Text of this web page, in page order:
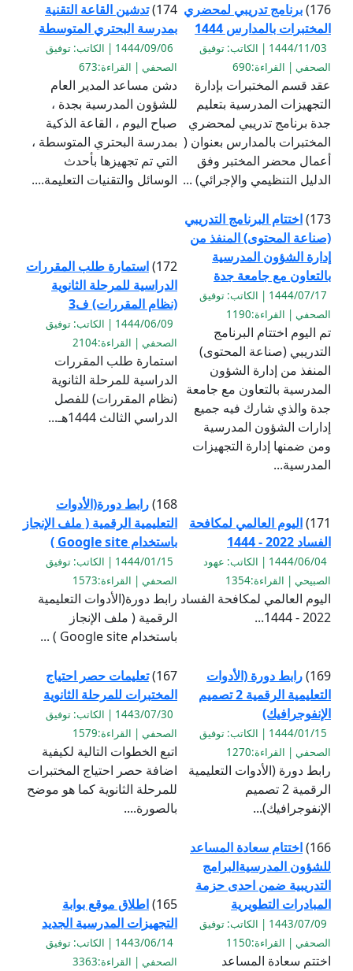
176) برنامج تدريبي لمحضري
المختبرات بالمدارس 1444
1444/11/03 | الكاتب: توفيق
الصحفي | القراءة:690
عقد قسم المختبرات بإدارة
التجهيزات المدرسية بتعليم
جدة برنامج تدريبي لمحضري
المختبرات بالمدارس بعنوان (
أعمال محضر المختبر وفق
الدليل التنظيمي والإجرائي) ...
174) تدشين القاعة التقنية
بمدرسة البحتري المتوسطة
1444/09/06 | الكاتب: توفيق
الصحفي | القراءة:673
دشن مساعد المدير العام
للشؤون المدرسية بجدة ،
صباح اليوم ، القاعة الذكية
بمدرسة البحتري المتوسطة ،
التي تم تجهيزها بأحدث
الوسائل والتقنيات التعليمة....
173) اختتام البرنامج التدريبي
(صناعة المحتوى) المنفذ من
إدارة الشؤون المدرسية
بالتعاون مع جامعة جدة
1444/07/17 | الكاتب: توفيق
الصحفي | القراءة:1190
تم اليوم اختتام البرنامج
التدريبي (صناعة المحتوى)
المنفذ من إدارة الشؤون
المدرسية بالتعاون مع جامعة
جدة والذي شارك فيه جميع
إدارات الشؤون المدرسية
ومن ضمنها إدارة التجهيزات
المدرسية...
172) استمارة طلب المقررات
الدراسية للمرحلة الثانوية
(نظام المقررات) ف3
1444/06/09 | الكاتب: توفيق
الصحفي | القراءة:2104
استمارة طلب المقررات
الدراسية للمرحلة الثانوية
(نظام المقررات) للفصل
الدراسي الثالث 1444هـ...
171) اليوم العالمي لمكافحة
الفساد 2022 - 1444
1444/06/04 | الكاتب: عهود
الصبيحي | القراءة:1354
اليوم العالمي لمكافحة الفساد
2022 - 1444...
168) رابط دورة(الأدوات
التعليمية الرقمية ( ملف الإنجاز
باستخدام Google site )
1444/01/15 | الكاتب: توفيق
الصحفي | القراءة:1573
رابط دورة(الأدوات التعليمية
الرقمية ( ملف الإنجاز
باستخدام Google site ) ...
169) رابط دورة (الأدوات
التعليمية الرقمية 2 تصميم
الإنفوجرافيك)
1444/01/15 | الكاتب: توفيق
الصحفي | القراءة:1270
رابط دورة (الأدوات التعليمية
الرقمية 2 تصميم
الإنفوجرافيك)...
167) تعليمات حصر احتياج
المختبرات للمرحلة الثانوية
1443/07/30 | الكاتب: توفيق
الصحفي | القراءة:1579
اتبع الخطوات التالية لكيفية
اضافة حصر احتياج المختبرات
للمرحلة الثانوية كما هو موضح
بالصورة....
166) اختتام سعادة المساعد
للشؤون المدرسيةالبرامج
التدريبية ضمن احدى حزمة
المبادرات التطويرية
1443/07/09 | الكاتب: توفيق
الصحفي | القراءة:1150
اختتم سعادة المساعد
165) اطلاق موقع بوابة
التجهيزات المدرسية الجديد
1443/06/14 | الكاتب: توفيق
الصحفي | القراءة:3363